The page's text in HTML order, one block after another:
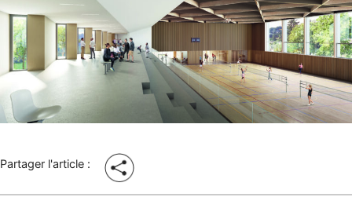
Partager l'article :